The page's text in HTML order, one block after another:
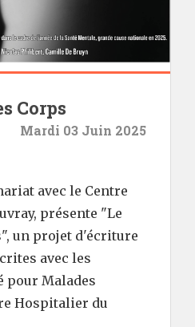
Corps
Mardi 03 Juin 2025
avec le Centre
présente "Le
un projet d'écriture
avec les
pour Malades
Hospitalier du